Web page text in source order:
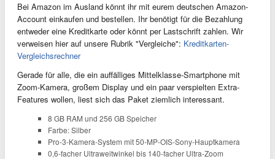
Bei Amazon im Ausland könnt ihr mit eurem deutschen Amazon-
Account einkaufen und bestellen. Ihr benötigt für die Bezahlung
entweder eine Kreditkarte oder könnt per Lastschrift zahlen. Wir
verweisen hier auf unsere Rubrik "Vergleiche": Kreditkarten-
Vergleichsrechner
Gerade für alle, die ein auffälliges Mittelklasse-Smartphone mit
Zoom-Kamera, großem Display und ein paar verspielten Extra-
Features wollen, liest sich das Paket ziemlich interessant.
8 GB RAM und 256 GB Speicher
Farbe: Silber
Pro-3-Kamera-System mit 50-MP-OIS-Sony-Hauptkamera
0,6-facher Ultraweitwinkel bis 140-facher Ultra-Zoom